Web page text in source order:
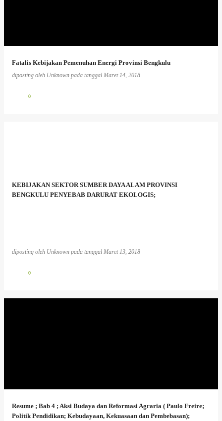
Fatalis Kebijakan Pemenuhan Energi Provinsi Bengkulu
diposting oleh Unknown pada tanggal Maret 14, 2018
0
KEBIJAKAN SEKTOR SUMBER DAYA ALAM PROVINSI
BENGKULU PENYEBAB DARURAT EKOLOGIS;
diposting oleh Unknown pada tanggal Maret 13, 2018
0
Resume ; Bab 4 ; Aksi Budaya dan Reformasi Agraria ( Paulo Freire;
Politik Pendidikan; Kebudayaan, Kekuasaan dan Pembebasan);